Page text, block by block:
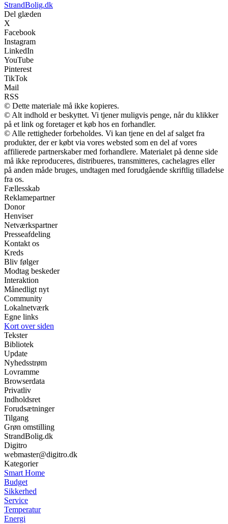
StrandBolig.dk
Del glæden
X
Facebook
Instagram
LinkedIn
YouTube
Pinterest
TikTok
Mail
RSS
© Dette materiale må ikke kopieres.
© Alt indhold er beskyttet. Vi tjener muligvis penge, når du klikker
på et link og foretager et køb hos en forhandler.
© Alle rettigheder forbeholdes. Vi kan tjene en del af salget fra
produkter, der er købt via vores websted som en del af vores
affilierede partnerskaber med forhandlere. Materialet på denne side
må ikke reproduceres, distribueres, transmitteres, cachelagres eller
på anden måde bruges, undtagen med forudgående skriftlig tilladelse
fra os.
Fællesskab
Reklamepartner
Donor
Henviser
Netværkspartner
Presseafdeling
Kontakt os
Kreds
Bliv følger
Modtag beskeder
Interaktion
Månedligt nyt
Community
Lokalnetværk
Egne links
Kort over siden
Tekster
Bibliotek
Update
Nyhedsstrøm
Lovramme
Browserdata
Privatliv
Indholdsret
Forudsætninger
Tilgang
Grøn omstilling
StrandBolig.dk
Digitro
webmaster@digitro.dk
Kategorier
Smart Home
Budget
Sikkerhed
Service
Temperatur
Energi